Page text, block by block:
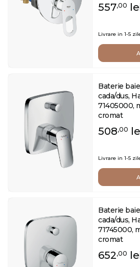
557,00
Livrare in 1-5
Baterie
cada/dus,
71405000,
cromat
508,00
Livrare in 1-5
Baterie
cada/dus,
71745000,
cromat
652,00